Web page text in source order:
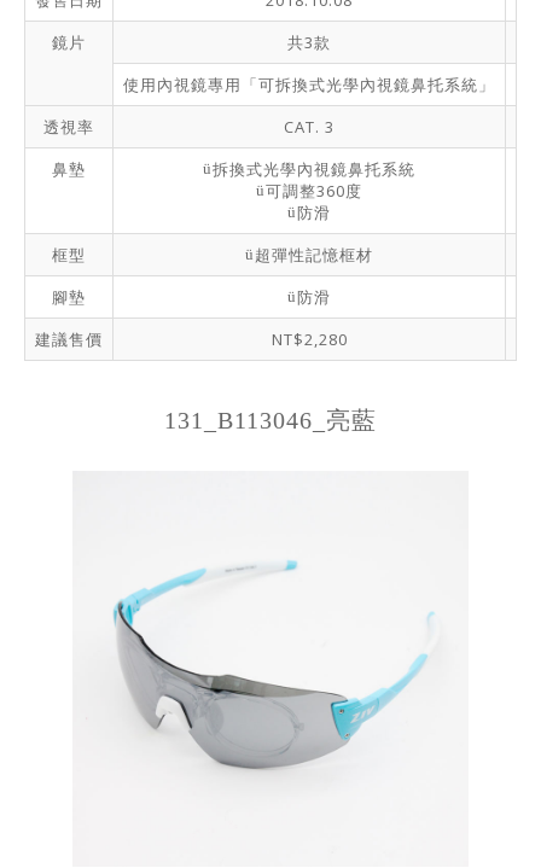
鏡片
共3款
使用內視鏡專用「可拆換式光學內視鏡鼻托系統」
透視率
CAT. 3
鼻墊
ü拆換式光學內視鏡鼻托系統
ü可調整360度
ü防滑
框型
ü 超彈性記憶框材
腳墊
ü防滑
建議售價
NT$2,280
131_B113046_亮藍